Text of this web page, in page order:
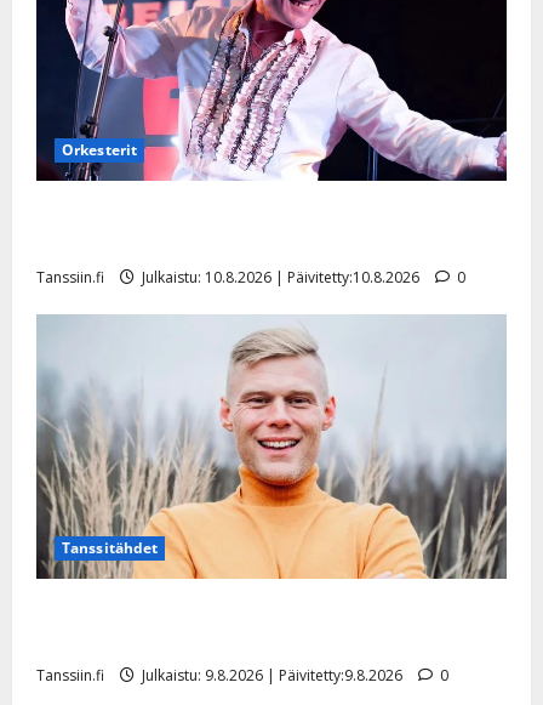
Orkesterit
Tanssiin.fi Julkaistu: 10.8.2026 | Päivitetty:10.8.2026 0
Tanssitähdet
Tanssiin.fi Julkaistu: 9.8.2026 | Päivitetty:9.8.2026 0